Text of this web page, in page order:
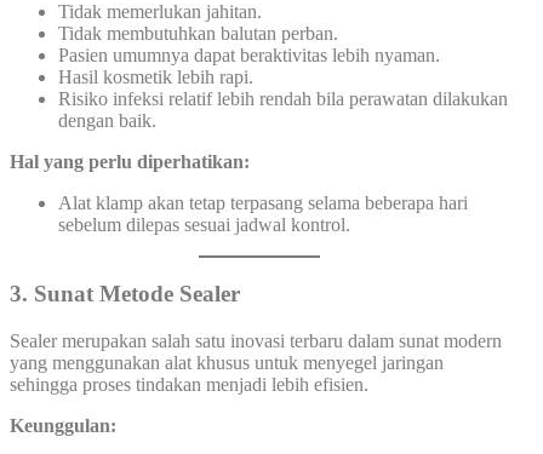
Tidak memerlukan jahitan.
Tidak membutuhkan balutan perban.
Pasien umumnya dapat beraktivitas lebih nyaman.
Hasil kosmetik lebih rapi.
Risiko infeksi relatif lebih rendah bila perawatan dilakukan
dengan baik.
Hal yang perlu diperhatikan:
Alat klamp akan tetap terpasang selama beberapa hari
sebelum dilepas sesuai jadwal kontrol.
3. Sunat Metode Sealer
Sealer merupakan salah satu inovasi terbaru dalam sunat modern
yang menggunakan alat khusus untuk menyegel jaringan
sehingga proses tindakan menjadi lebih efisien.
Keunggulan: